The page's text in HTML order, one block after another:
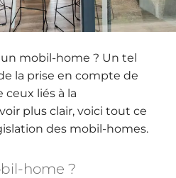
mobil-home ? Un tel
la prise en compte de
liés à la
plus clair, voici tout ce
des mobil-homes.
home ?